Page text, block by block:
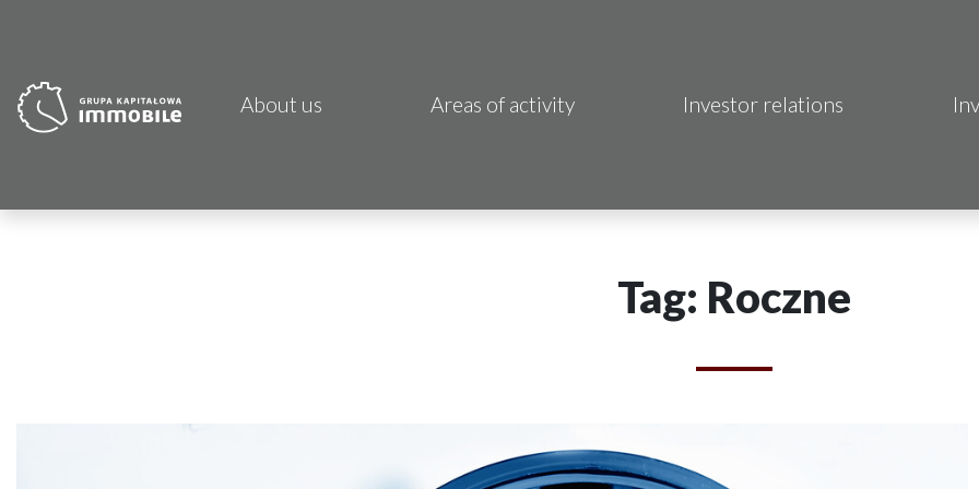
About us Areas of activity
CDI KB Sp. z o.o.
Investor relations
Tag: Roczne